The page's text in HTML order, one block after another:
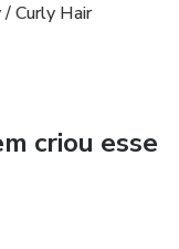
/ Curly Hair
criou esse